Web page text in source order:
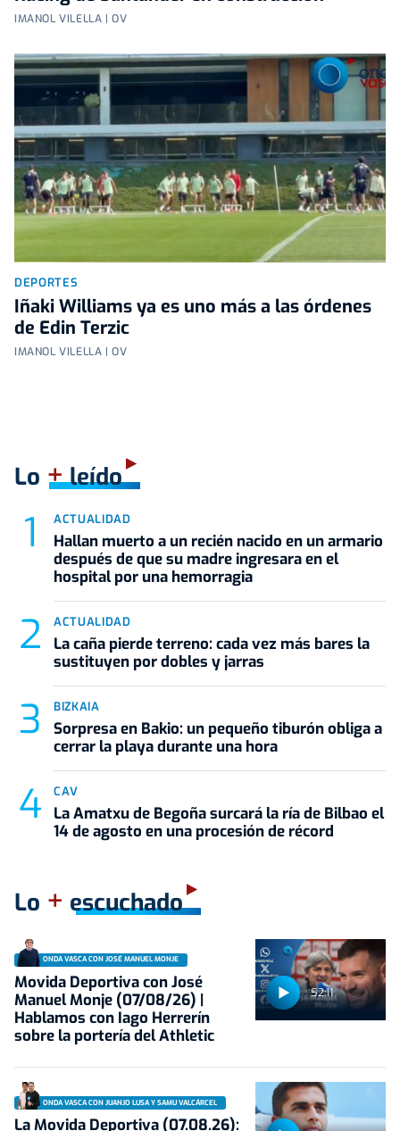
IMANOL VILELLA | OV
DEPORTES
Iñaki Williams ya es uno más a las órdenes
de Edin Terzic
IMANOL VILELLA | OV
Lo +leído
ACTUALIDAD
Hallan muerto a un recién nacido en un armario
después de que su madre ingresara en el
hospital por una hemorragia
ACTUALIDAD
La caña pierde terreno: cada vez más bares la
sustituyen por dobles y jarras
BIZKAIA
Sorpresa en Bakio: un pequeño tiburón obliga a
cerrar la playa durante una hora
CAV
La Amatxu de Begoña surcará la ría de Bilbao el
14 de agosto en una procesión de récord
Lo + escuchado
52:11
ONDA VASCA CON JOSÉ MANUEL MONJE
Movida Deportiva con José
Manuel Monje (07/08/26) |
Hablamos con Iago Herrerín
sobre la portería del Athletic
ONDA VASCA CON JUANJO LUSA Y SAMU VALCÁRCEL
La Movida Deportiva (07.08.26):